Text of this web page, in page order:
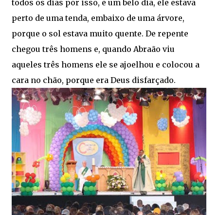
todos os dias por isso, e um belo dia, ele estava
perto de uma tenda, embaixo de uma árvore,
porque o sol estava muito quente. De repente
chegou três homens e, quando Abraão viu
aqueles três homens ele se ajoelhou e colocou a
cara no chão, porque era Deus disfarçado.